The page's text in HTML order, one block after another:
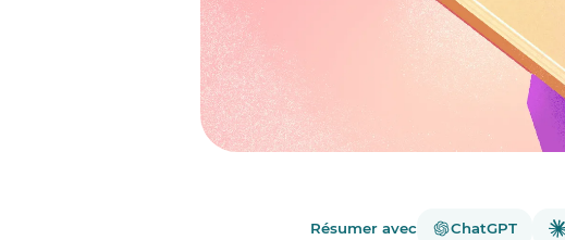
Résumer avec ChatGPT